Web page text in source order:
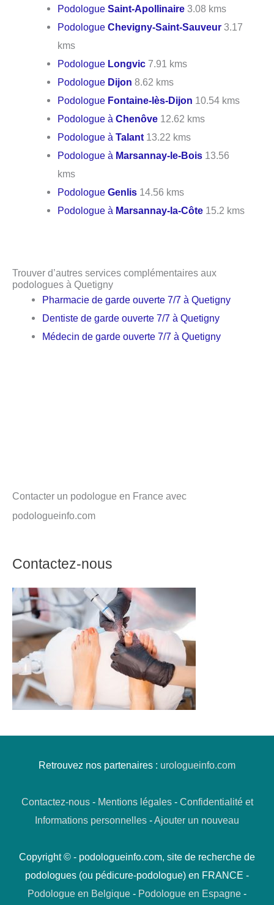
PodologueSaint-Apollinaire 3.08 kms
PodologueChevigny-Saint-Sauveur 3.17
kms
Podologue Longvic 7.91 kms
Podologue Dijon 8.62 kms
Podologue Fontaine-lès-Dijon 10.54 kms
Podologue àChenôve 12.62 kms
Podologue àTalant 13.22 kms
Podologue à Marsannay-le-Bois 13.56
kms
PodologueGenlis 14.56 kms
Podologue à Marsannay-la-Côte 15.2 kms
Trouver d’autres services complémentaires aux
podologues à Quetigny
Pharmacie de garde ouverte 7/7 à Quetigny
Dentiste de garde ouverte 7/7 à Quetigny
Médecin de garde ouverte 7/7 à Quetigny
Contacter un podologue en France avec
podologueinfo.com
Contactez-nous
Retrouvez nos partenaires : urologueinfo.com
Contactez-nous- Mentions légales- Confidentialité et
Informations personnelles -Ajouter un nouveau
Copyright © - podologueinfo.com, site de recherche de
podologues (ou pédicure-podologue) en FRANCE -
Podologue en Belgique - Podologue en Espagne -